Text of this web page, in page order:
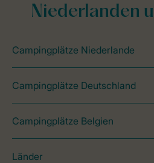
Niederlanden
Campingplätze Niederlande
Campingplätze Deutschland
Campingplätze Belgien
Länder